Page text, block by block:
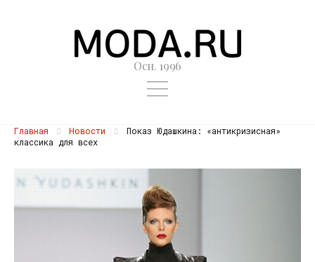
Осн. 1996
Главная Новости
Показ Юдашкина: «антикризисная»
классика для всех